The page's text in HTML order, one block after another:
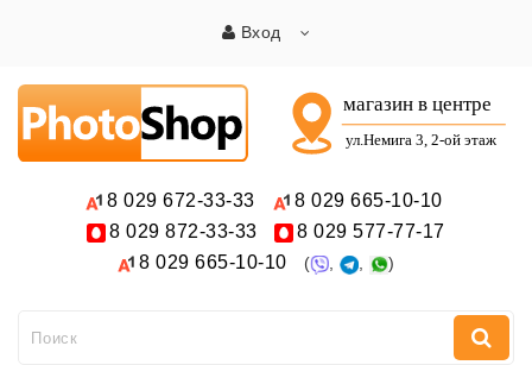
Вход
8 029 672-33-33 8 029 665-10-10
8 029 872-33-33 8 029 577-77-17
8 029 665-10-10 ( , , )